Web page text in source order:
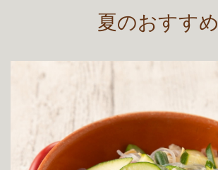
夏のおすすめ